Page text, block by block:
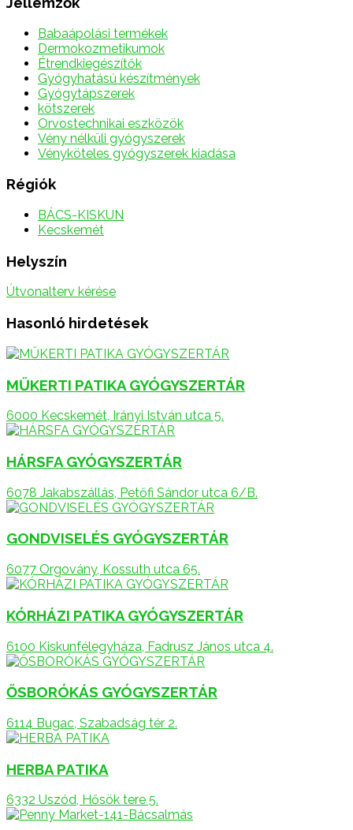
Babaápolási termékek
Dermokozmetikumok
Étrendkiegészítők
Gyógyhatású készítmények
Gyógytápszerek
kötszerek
Orvostechnikai eszközök
Vény nélküli gyógyszerek
Vényköteles gyógyszerek kiadása
Régiók
BÁCS-KISKUN
Kecskemét
Helyszín
Útvonalterv kérése
Hasonló hirdetések
MŰKERTI PATIKA GYÓGYSZERTÁR
6000 Kecskemét, Irányi István utca 5.
HÁRSFA GYÓGYSZERTÁR
6078 Jakabszállás, Petőfi Sándor utca 6/B.
GONDVISELÉS GYÓGYSZERTÁR
6077 Orgovány, Kossuth utca 65.
KÓRHÁZI PATIKA GYÓGYSZERTÁR
6100 Kiskunfélegyháza, Fadrusz János utca 4.
ŐSBORÓKÁS GYÓGYSZERTÁR
6114 Bugac, Szabadság tér 2.
HERBA PATIKA
6332 Uszód, Hősök tere 5.